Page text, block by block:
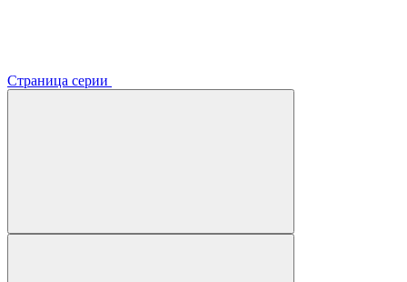
Страница серии